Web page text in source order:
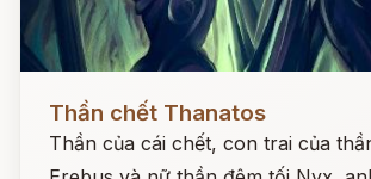
Đọc ngay
Thần chết Thanatos
Thần của cái chết, con trai của